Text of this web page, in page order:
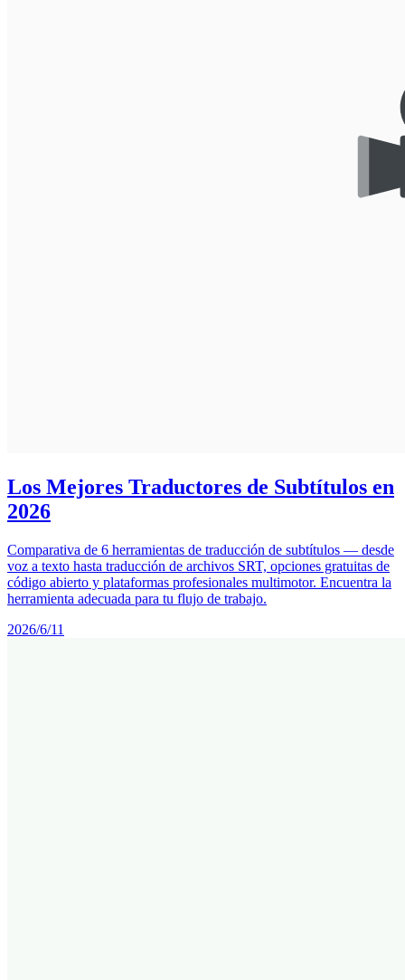
Los Mejores Traductores de Subtítulos en
2026
Comparativa de 6 herramientas de traducción de subtítulos — desde
voz a texto hasta traducción de archivos SRT, opciones gratuitas de
código abierto y plataformas profesionales multimotor. Encuentra la
herramienta adecuada para tu flujo de trabajo.
2026/6/11